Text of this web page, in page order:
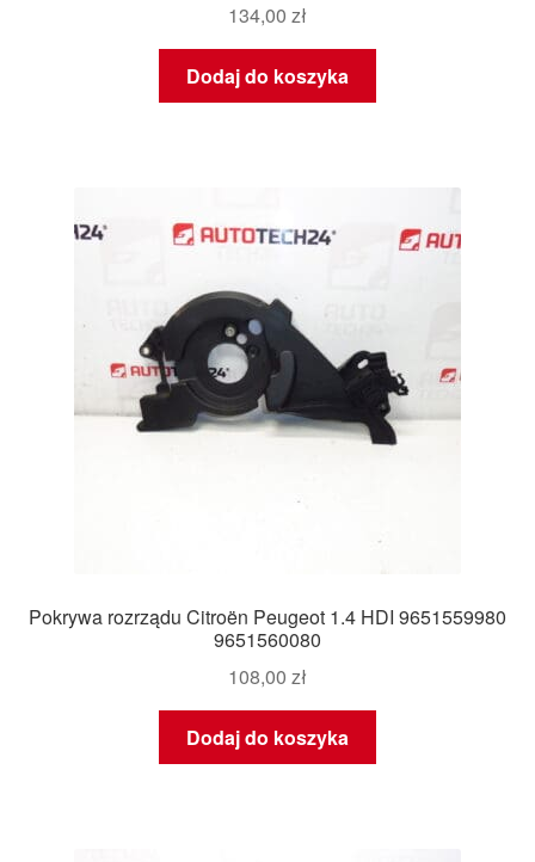
134,00 zł
Dodaj do koszyka
Pokrywa rozrządu Citroën Peugeot 1.4 HDI 9651559980
9651560080
108,00 zł
Dodaj do koszyka